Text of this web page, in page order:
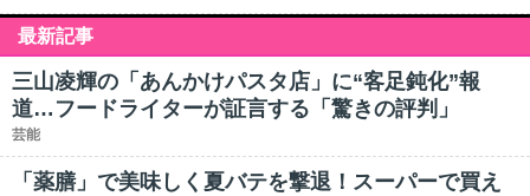
最新記事
三山凌輝の「あんかけパスタ店」に“客足鈍化”報
道…フードライターが証言する「驚きの評判」
芸能
「薬膳」で美味しく夏バテを撃退！スーパーで買え